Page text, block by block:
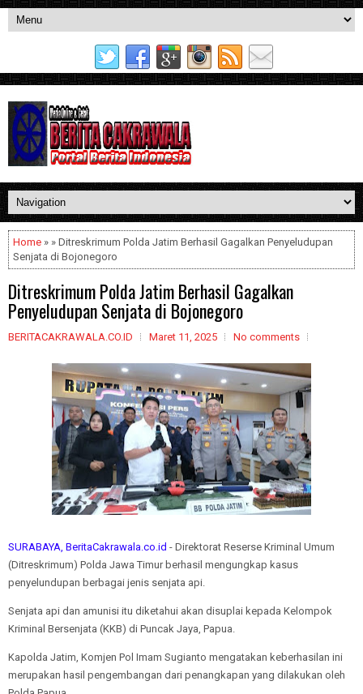
Home » » Ditreskrimum Polda Jatim Berhasil Gagalkan Penyeludupan
Senjata di Bojonegoro
Ditreskrimum Polda Jatim Berhasil Gagalkan
Penyeludupan Senjata di Bojonegoro
BERITACAKRAWALA.CO.ID Maret 11, 2025 No comments
SURABAYA, BeritaCakrawala.co.id - Direktorat Reserse Kriminal Umum
(Ditreskrimum) Polda Jawa Timur berhasil mengungkap kasus
penyelundupan berbagai jenis senjata api.
Senjata api dan amunisi itu diketahui akan disuplai kepada Kelompok
Kriminal Bersenjata (KKB) di Puncak Jaya, Papua.
Kapolda Jatim, Komjen Pol Imam Sugianto mengatakan keberhasilan ini
merupakan hasil pengembangan dari penangkapan yang dilakukan oleh